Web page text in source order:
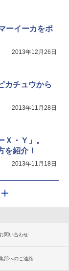
ーイーカをポ
2013年12月26日
カチュウから
2013年11月28日
・Ｙ」。
を紹介！
2013年11月18日
お問い合わせ
部へのご連絡